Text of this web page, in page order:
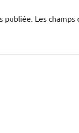
publiée. Les